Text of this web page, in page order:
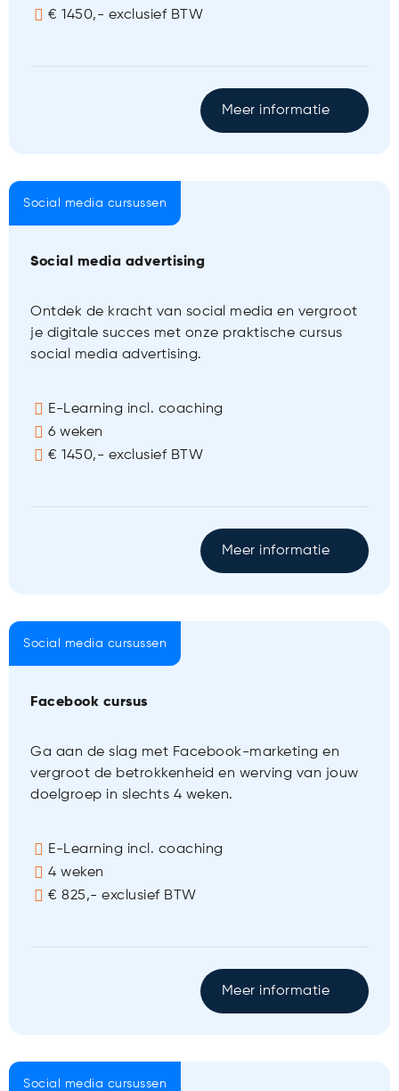
€ 1450,- exclusief BTW
Meer informatie
Social media cursussen
Social media advertising
Ontdek de kracht van social media en vergroot
je digitale succes met onze praktische cursus
social media advertising.
E-Learning incl. coaching
6 weken
€ 1450,- exclusief BTW
Meer informatie
Social media cursussen
Facebook cursus
Ga aan de slag met Facebook-marketing en
vergroot de betrokkenheid en werving van jouw
doelgroep in slechts 4 weken.
E-Learning incl. coaching
4 weken
€ 825,- exclusief BTW
Meer informatie
Social media cursussen